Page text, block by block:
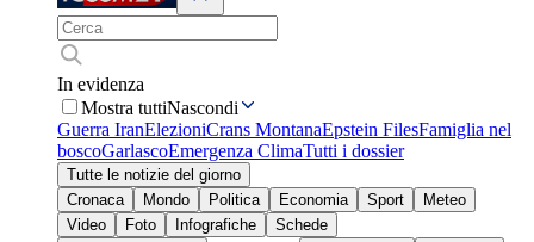
In evidenza
Mostra tuttiNascondi
Guerra IranElezioniCrans MontanaEpstein FilesFamiglia nel
boscoGarlascoEmergenza ClimaTutti i dossier
Tutte le notizie del giorno
Cronaca
Mondo Politica Economia Sport
Meteo
Video
Foto Infografiche
Schede